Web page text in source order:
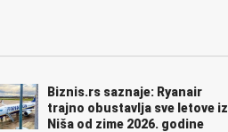
Biznis.rs saznaje: Ryanair
trajno obustavlja sve letove iz
Niša od zime 2026. godine